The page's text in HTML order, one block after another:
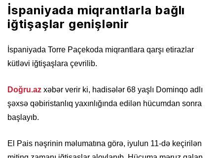
İspaniyada miqrantlarla bağlı
iğtişaşlar genişlənir
İspaniyada Torre Paçekoda miqrantlara qarşı etirazlar
kütləvi iğtişaşlara çevrilib.
Doğru.az xəbər verir ki, hadisələr 68 yaşlı Dominqo adlı
şəxsə qəbiristanlıq yaxınlığında edilən hücumdan sonra
başlayıb.
El Pais nəşrinin məlumatına görə, iyulun 11-də keçirilən